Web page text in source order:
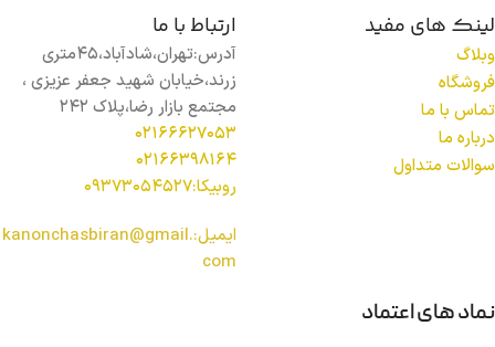
لینک های مفید
وبلاگ
فروشگاه
تماس با ما
درباره ما
سوالات متداول
ارتباط با ما
آدرس:تهران،شادآباد،45متری
زرند،خیابان شهید جعفر عزیزی ،
مجتمع بازار رضا،پلاک 242
02166627053
02166398164
روبیکا:09373054527
ایمیل:kanonchasbiran@gmail.
com
نماد های اعتماد